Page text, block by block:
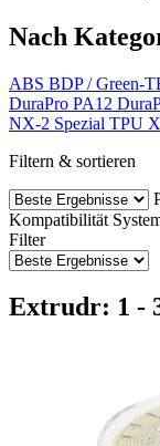
Nach
ABS BDP / Green-
DuraPro PA12
NX-2 Spezial TPU
Filtern & sortieren
Kompatibilität
Filter
Extrudr: 1 -